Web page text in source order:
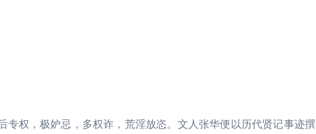
权，极妒忌，多权诈，荒淫放恣。文人张华便以历代贤记事迹撰